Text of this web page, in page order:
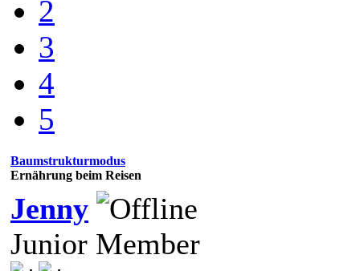
2
3
4
5
Baumstrukturmodus
Ernährung beim Reisen
Jenny
Junior Member